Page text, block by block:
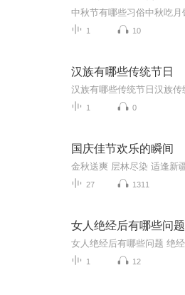
1 10
汉族有哪些传统节日
1 0
国庆佳节欢乐的瞬间
27 1311
女人绝经后有哪些问题
1 12